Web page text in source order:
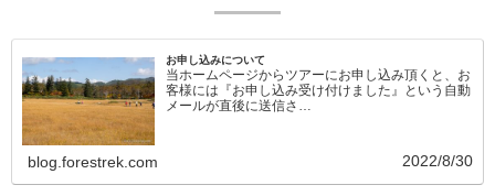
お申し込みについて
当ホームページからツアーにお申し込み頂くと、お
客様には『お申し込み受け付けました』という自動
メールが直後に送信さ…
blog.forestrek.com 2022/8/30